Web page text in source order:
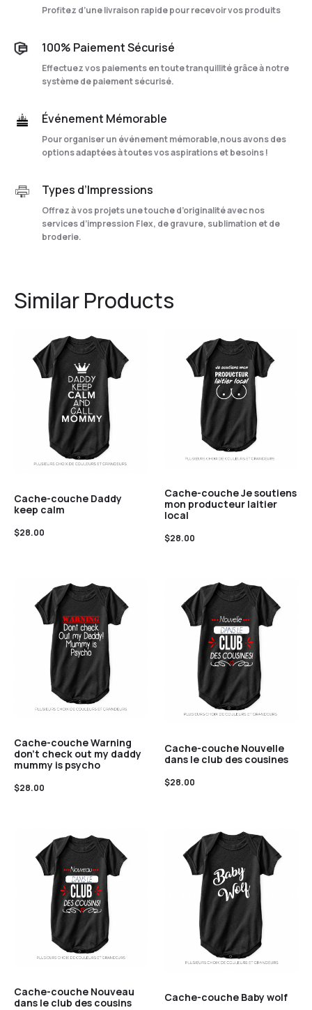
Profitez d’une livraison rapide pour recevoir vos produits
100% Paiement Sécurisé
Effectuez vos paiements en toute tranquillité grâce à notre
système de paiement sécurisé.
Événement Mémorable
Pour organiser un événement mémorable,nous avons des
options adaptées à toutes vos aspirations et besoins !
Types d’Impressions
Offrez à vos projets une touche d’originalité avec nos
services d’impression Flex, de gravure, sublimation et de
broderie.
Similar Products
Cache-couche Daddy
keep calm
$28.00
Cache-couche Je soutiens
mon producteur laitier
local
$28.00
Cache-couche Warning
don’t check out my daddy
mummy is psycho
$28.00
Cache-couche Nouvelle
dans le club des cousines
$28.00
Cache-couche Nouveau
dans le club des cousins
Cache-couche Baby wolf